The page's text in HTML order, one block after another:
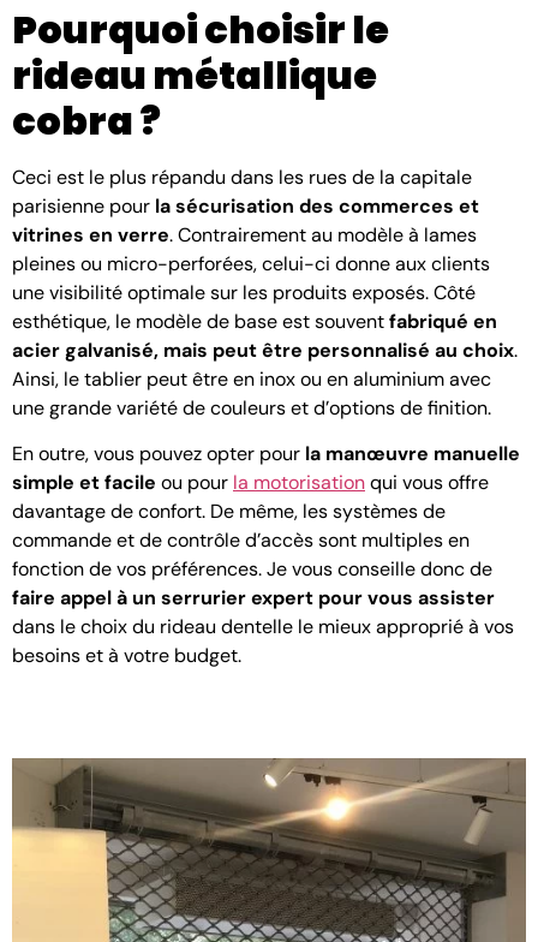
Pourquoi choisir le
rideau métallique
cobra ?
Ceci est le plus répandu dans les rues de la capitale
parisienne pour la sécurisation des commerces et
vitrines en verre. Contrairement au modèle à lames
pleines ou micro-perforées, celui-ci donne aux clients
une visibilité optimale sur les produits exposés. Côté
esthétique, le modèle de base est souventfabriqué en
acier galvanisé, mais peut être personnalisé au choix.
Ainsi, le tablier peut être en inox ou en aluminium avec
une grande variété de couleurs et d’options de finition.
En outre, vous pouvez opter pour la manœuvre manuelle
simple et facile ou pour la motorisationqui vous offre
davantage de confort. De même, les systèmes de
commande et de contrôle d’accès sont multiples en
fonction de vos préférences. Je vous conseille donc de
faire appel à un serrurier expert pour vous assister
dans le choix du rideau dentelle le mieux approprié à vos
besoins et à votre budget.